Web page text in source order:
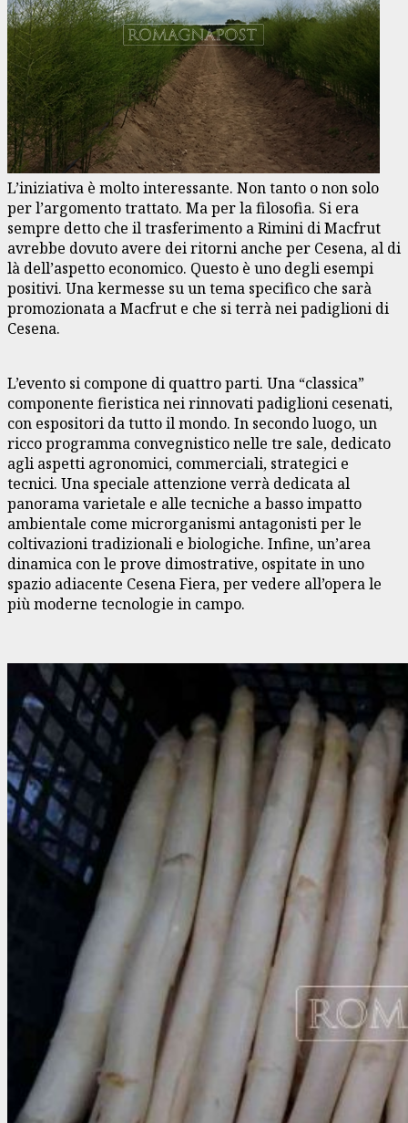
L’iniziativa è molto interessante. Non tanto o non solo
per l’argomento trattato. Ma per la filosofia. Si era
sempre detto che il trasferimento a Rimini di Macfrut
avrebbe dovuto avere dei ritorni anche per Cesena, al di
là dell’aspetto economico. Questo è uno degli esempi
positivi. Una kermesse su un tema specifico che sarà
promozionata a Macfrut e che si terrà nei padiglioni di
Cesena.
L’evento si compone di quattro parti. Una “classica”
componente fieristica nei rinnovati padiglioni cesenati,
con espositori da tutto il mondo. In secondo luogo, un
ricco programma convegnistico nelle tre sale, dedicato
agli aspetti agronomici, commerciali, strategici e
tecnici. Una speciale attenzione verrà dedicata al
panorama varietale e alle tecniche a basso impatto
ambientale come microrganismi antagonisti per le
coltivazioni tradizionali e biologiche. Infine, un’area
dinamica con le prove dimostrative, ospitate in uno
spazio adiacente Cesena Fiera, per vedere all’opera le
più moderne tecnologie in campo.